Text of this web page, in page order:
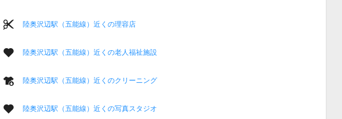
陸奥沢辺駅（五能線）近くの理容店
陸奥沢辺駅（五能線）近くの老人福祉施設
陸奥沢辺駅（五能線）近くのクリーニング
陸奥沢辺駅（五能線）近くの写真スタジオ